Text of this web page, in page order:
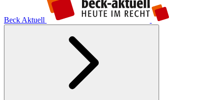
Beck Aktuell